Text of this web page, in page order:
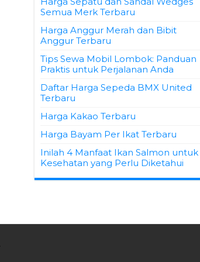
Semua Merk Terbaru
Harga Anggur Merah dan Bibit
Anggur Terbaru
Tips Sewa Mobil Lombok: Panduan
Praktis untuk Perjalanan Anda
Daftar Harga Sepeda BMX United
Terbaru
Harga Kakao Terbaru
Harga Bayam Per Ikat Terbaru
Inilah 4 Manfaat Ikan Salmon untuk
Kesehatan yang Perlu Diketahui